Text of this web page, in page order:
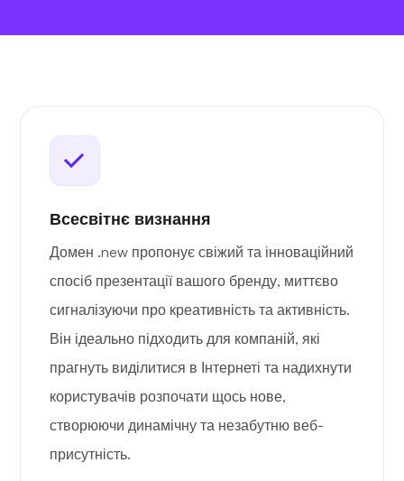
Всесвітнє визнання
Домен .new пропонує свіжий та інноваційний
спосіб презентації вашого бренду, миттєво
сигналізуючи про креативність та активність.
Він ідеально підходить для компаній, які
прагнуть виділитися в Інтернеті та надихнути
користувачів розпочати щось нове,
створюючи динамічну та незабутню веб-
присутність.